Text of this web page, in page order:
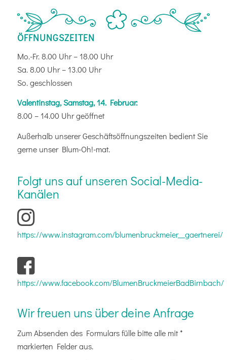
ÖFFNUNGSZEITEN
Mo.-Fr. 8.00 Uhr – 18.00 Uhr
Sa. 8.00 Uhr – 13.00 Uhr
So. geschlossen
Valentinstag, Samstag, 14. Februar:
8.00 – 14.00 Uhr geöffnet
Außerhalb unserer Geschäftsöffnungszeiten bedient Sie
gerne unser Blum-Oh!-mat.
Folgt uns auf unseren Social-Media-
Kanälen
https://www.instagram.com/blumenbruckmeier__gaertnerei/
https://www.facebook.com/BlumenBruckmeierBadBirnbach/
Wir freuen uns über deine Anfrage
Zum Absenden des Formulars fülle bitte alle mit *
markierten Felder aus.